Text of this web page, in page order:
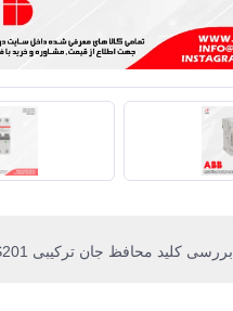
بررسی کلید محافظ جان ترکیبی ABB DS201